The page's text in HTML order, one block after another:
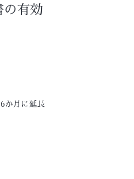
の有効
か月に延長